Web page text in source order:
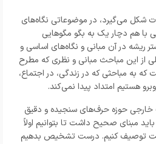
شکل می‌گیرد، در موضوعاتی نگاه‌های
هم دچار یک به بگو مگوهایی
ریشه در آن مبانی و نگاه‌های اساسی و
از این مباحث مبانی و نظری که مطرح
به مباحثی که در زندگی، در اجتماع،
هستیم امتداد پیدا نمی‌کند.
خارجی حوزه حرف‌های سنجیده و دقیق
مبنای صحیح داشت تا بتوانیم اولاً
توصیف کنیم. درست تشخیص بدهیم